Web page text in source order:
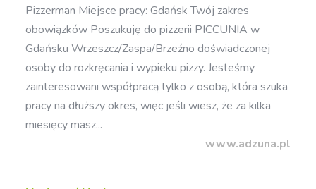
Pizzerman Miejsce pracy: Gdańsk Twój zakres
obowiązków Poszukuję do pizzerii PICCUNIA w
Gdańsku Wrzeszcz/Zaspa/Brzeźno doświadczonej
osoby do rozkręcania i wypieku pizzy. Jesteśmy
zainteresowani współpracą tylko z osobą, która szuka
pracy na dłuższy okres, więc jeśli wiesz, że za kilka
miesięcy masz...
www.adzuna.pl